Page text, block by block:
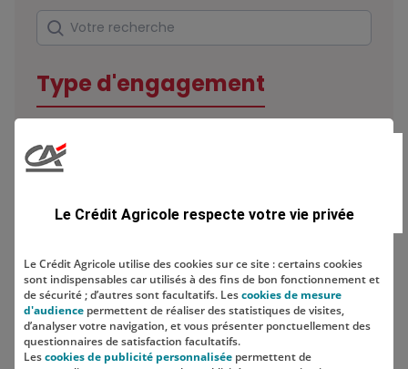
Rechercher
Votre recherche
Type d'engagement
Localisation
Le Crédit Agricole respecte votre vie privée
Le Crédit Agricole utilise des cookies sur ce site : certains cookies
sont indispensables car utilisés à des fins de bon fonctionnement et
de sécurité ; d’autres sont facultatifs. Lescookies de mesure
d'audience permettent de réaliser des statistiques de visites,
d’analyser votre navigation, et vous présenter ponctuellement des
questionnaires de satisfaction facultatifs.
Lescookies de publicité personnalisée permettent de